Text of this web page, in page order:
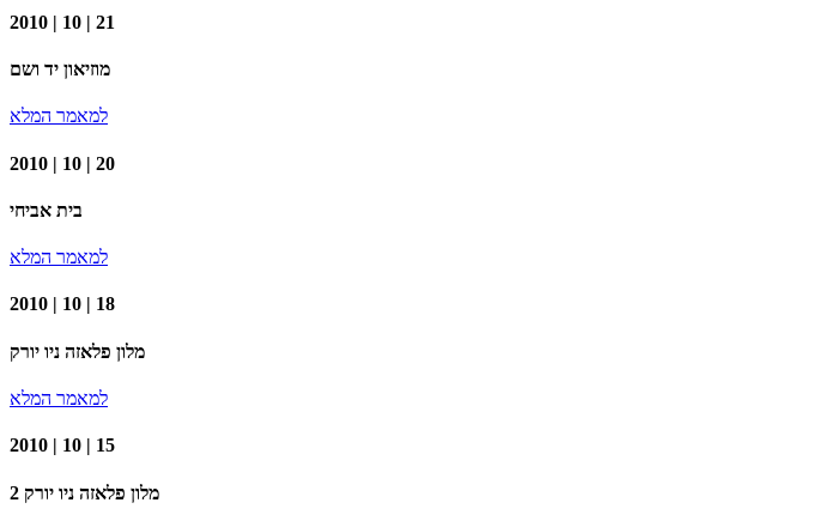
2010 | 10 | 21
מוזיאון יד ושם
למאמר המלא
2010 | 10 | 20
בית אביחי
למאמר המלא
2010 | 10 | 18
מלון פלאזה ניו יורק
למאמר המלא
2010 | 10 | 15
מלון פלאזה ניו יורק 2